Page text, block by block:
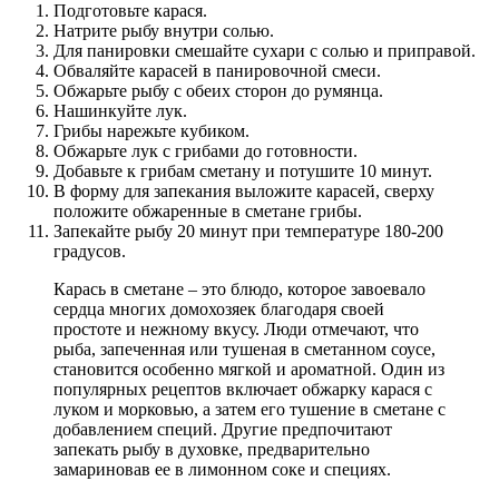
Подготовьте карася.
Натрите рыбу внутри солью.
Для панировки смешайте сухари с солью и приправой.
Обваляйте карасей в панировочной смеси.
Обжарьте рыбу с обеих сторон до румянца.
Нашинкуйте лук.
Грибы нарежьте кубиком.
Обжарьте лук с грибами до готовности.
Добавьте к грибам сметану и потушите 10 минут.
В форму для запекания выложите карасей, сверху
положите обжаренные в сметане грибы.
Запекайте рыбу 20 минут при температуре 180-200
градусов.
Карась в сметане – это блюдо, которое завоевало
сердца многих домохозяек благодаря своей
простоте и нежному вкусу. Люди отмечают, что
рыба, запеченная или тушеная в сметанном соусе,
становится особенно мягкой и ароматной. Один из
популярных рецептов включает обжарку карася с
луком и морковью, а затем его тушение в сметане с
добавлением специй. Другие предпочитают
запекать рыбу в духовке, предварительно
замариновав ее в лимонном соке и специях.